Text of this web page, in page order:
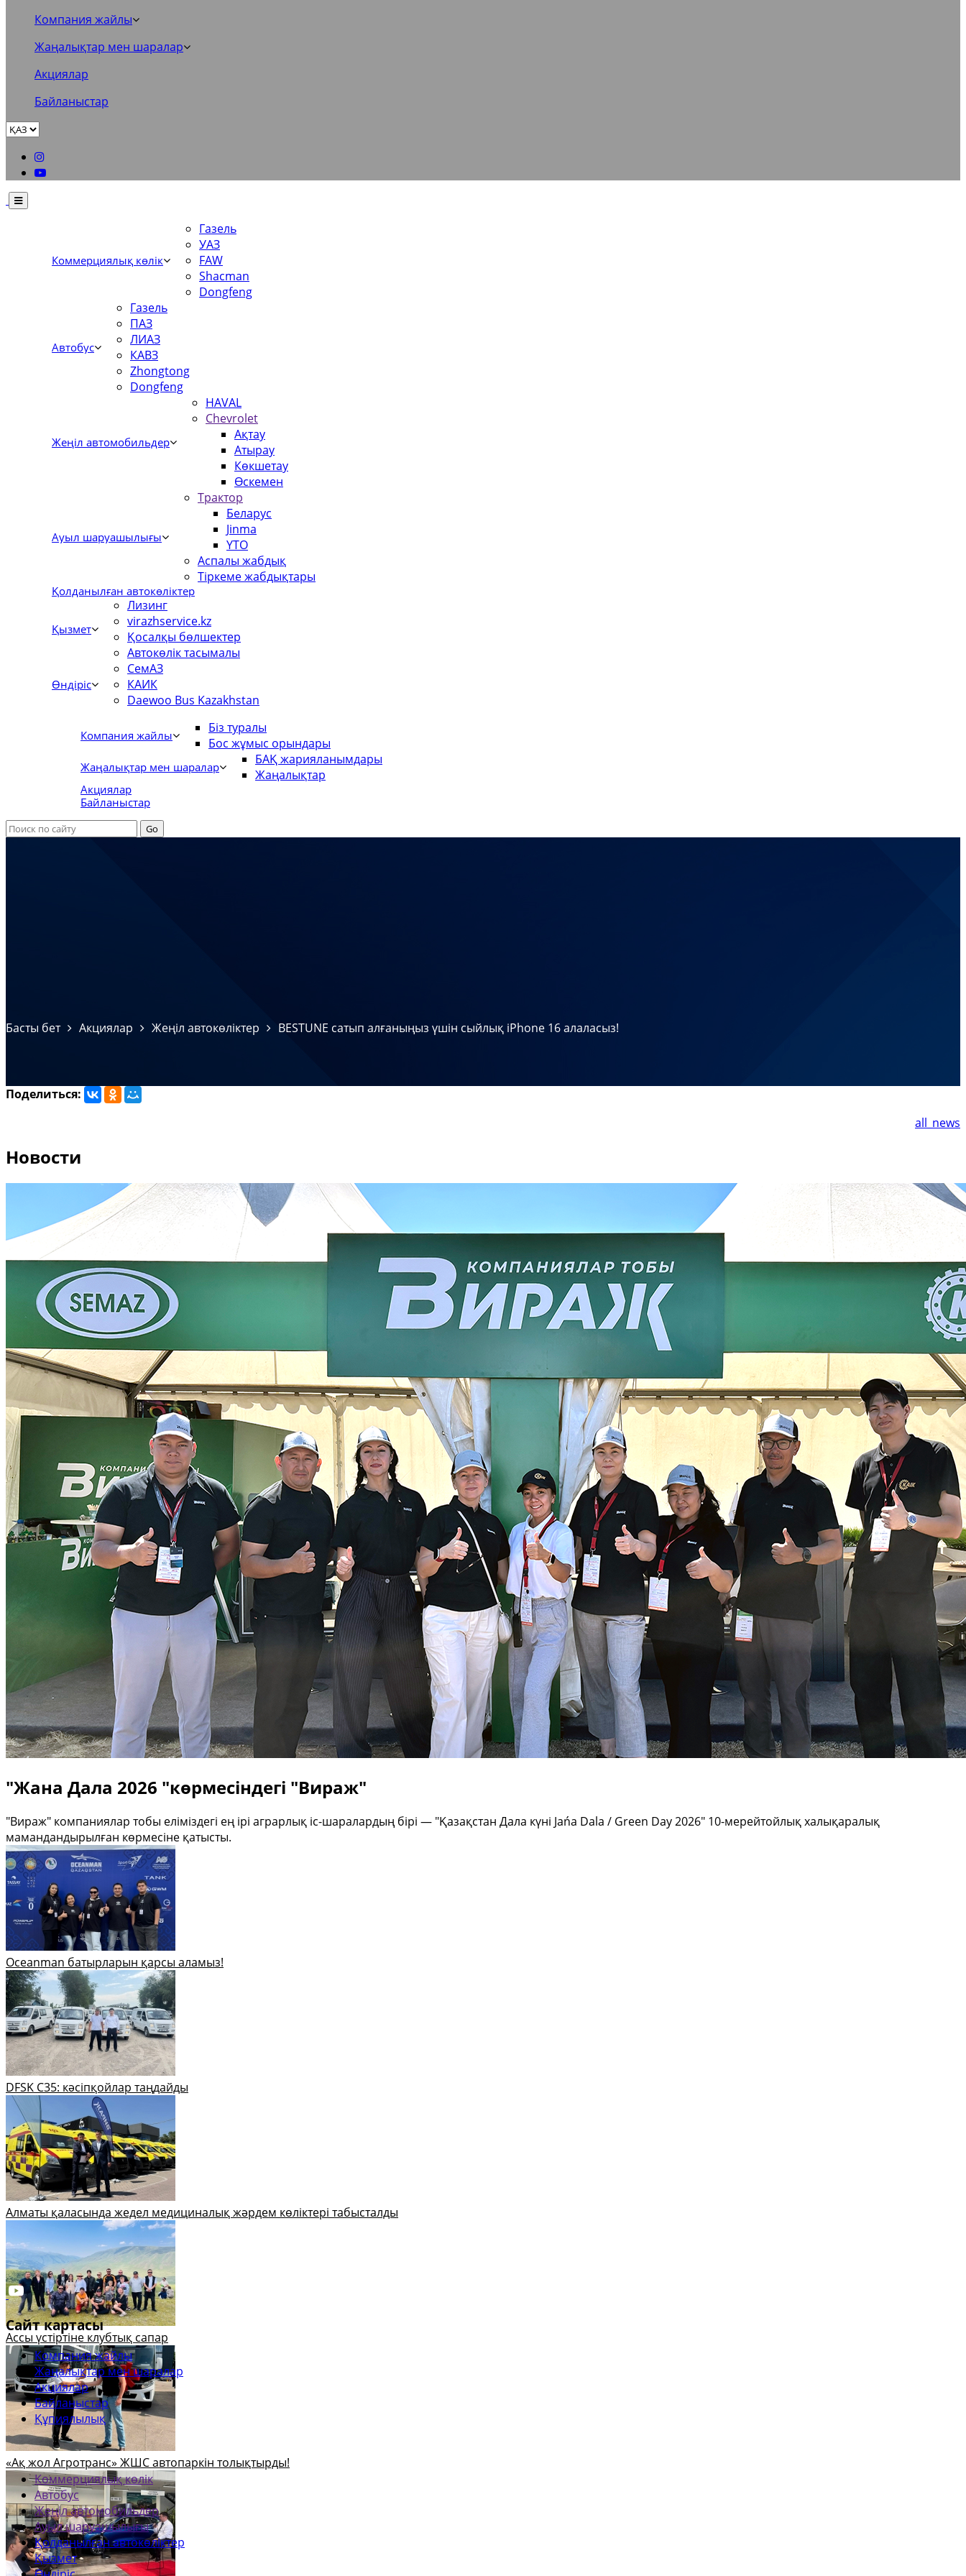
Компания жайлы
Жаңалықтар мен шаралар
Акциялар
Байланыстар
Коммерциялық көлік
Газель
УАЗ
FAW
Shacman
Dongfeng
Автобус
Газель
ПАЗ
ЛИАЗ
КАВЗ
Zhongtong
Dongfeng
Жеңіл автомобильдер
HAVAL
Chevrolet
Ақтау
Атырау
Көкшетау
Өскемен
Ауыл шаруашылығы
Трактор
Беларус
Jinma
YTO
Аспалы жабдық
Тіркеме жабдықтары
Қолданылған автокөліктер
Қызмет
Лизинг
virazhservice.kz
Қосалқы бөлшектер
Автокөлік тасымалы
Өндіріс
СемАЗ
КАИК
Daewoo Bus Kazakhstan
Компания жайлы
Біз туралы
Бос жұмыс орындары
Жаңалықтар мен шаралар
БАҚ жарияланымдары
Жаңалықтар
Акциялар
Байланыстар
Басты бет Акциялар Жеңіл автокөліктер BESTUNE сатып алғаныңыз үшін сыйлық iPhone 16 алаласыз!
Поделиться:
all_news
Новости
"Жана Дала 2026 "көрмесіндегі "Вираж"
"Вираж" компаниялар тобы еліміздегі ең ірі аграрлық іс-шаралардың бірі — "Қазақстан Дала күні Jańa Dala / Green Day 2026" 10-мерейтойлық халықаралық
мамандандырылған көрмесіне қатысты.
Oceanman батырларын қарсы аламыз!
DFSK C35: кәсіпқойлар таңдайды
Алматы қаласында жедел медициналық жәрдем көліктері табысталды
Ассы үстіртіне клубтық сапар
«Ақ жол Агротранс» ЖШС автопаркін толықтырды!
Сайт картасы
Компания жайлы
Жаңалықтар мен шаралар
Акциялар
Байланыстар
Құпиялылық
Коммерциялық көлік
Автобус
Жеңіл автомобильдер
Ауыл шаруашылығы
Қолданылған автокөліктер
Қызмет